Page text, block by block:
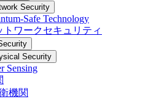
Security
Safe Technology
トワークセキュリティ
Security
Sensing
機関